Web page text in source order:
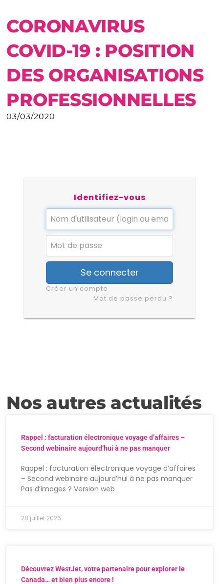
CORONAVIRUS
COVID-19 : POSITION
DES ORGANISATIONS
PROFESSIONNELLES
03/03/2020
Identifiez-vous
Se connecter
Créer un compte
Mot de passe perdu ?
Nos autres actualités
Rappel : facturation électronique voyage d’affaires –
Second webinaire aujourd’hui à ne pas manquer
Rappel : facturation électronique voyage d’affaires
– Second webinaire aujourd’hui à ne pas manquer
Pas d’images ? Version web
28 juillet 2026
Découvrez WestJet, votre partenaire pour explorer le
Canada… et bien plus encore !